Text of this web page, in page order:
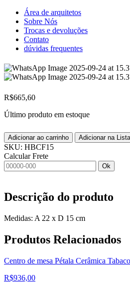
Área de arquitetos
Sobre Nós
Trocas e devoluções
Contato
dúvidas frequentes
R$665,60
Último produto em estoque
Adicionar ao carrinho Adicionar na
SKU: HBCF15
Calcular Frete
Ok
Descrição do produto
Medidas: A 22 x D 15 cm
Produtos Relacionados
Centro de mesa Pétala Cerâmica
R$936,00